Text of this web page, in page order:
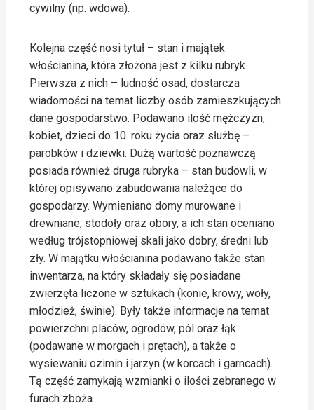
cywilny (np. wdowa).
Kolejna część nosi tytuł – stan i majątek
włościanina, która złożona jest z kilku rubryk.
Pierwsza z nich – ludność osad, dostarcza
wiadomości na temat liczby osób zamieszkujących
dane gospodarstwo. Podawano ilość mężczyzn,
kobiet, dzieci do 10. roku życia oraz służbę –
parobków i dziewki. Dużą wartość poznawczą
posiada również druga rubryka – stan budowli, w
której opisywano zabudowania należące do
gospodarzy. Wymieniano domy murowane i
drewniane, stodoły oraz obory, a ich stan oceniano
według trójstopniowej skali jako dobry, średni lub
zły. W majątku włościanina podawano także stan
inwentarza, na który składały się posiadane
zwierzęta liczone w sztukach (konie, krowy, woły,
młodzież, świnie). Były także informacje na temat
powierzchni placów, ogrodów, pól oraz łąk
(podawane w morgach i prętach), a także o
wysiewaniu ozimin i jarzyn (w korcach i garncach).
Tą część zamykają wzmianki o ilości zebranego w
furach zboża.